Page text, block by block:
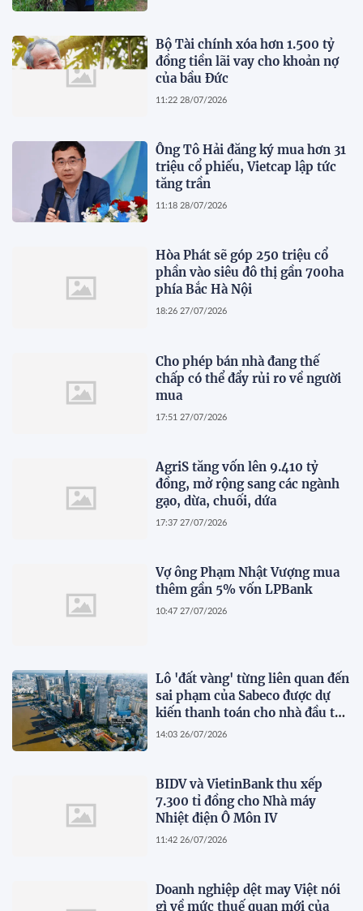
Bộ Tài chính xóa hơn 1.500 tỷ
đồng tiền lãi vay cho khoản nợ
của bầu Đức
11:22 28/07/2026
Ông Tô Hải đăng ký mua hơn 31
triệu cổ phiếu, Vietcap lập tức
tăng trần
11:18 28/07/2026
Hòa Phát sẽ góp 250 triệu cổ
phần vào siêu đô thị gần 700ha
phía Bắc Hà Nội
18:26 27/07/2026
Cho phép bán nhà đang thế
chấp có thể đẩy rủi ro về người
mua
17:51 27/07/2026
AgriS tăng vốn lên 9.410 tỷ
đồng, mở rộng sang các ngành
gạo, dừa, chuối, dứa
17:37 27/07/2026
Vợ ông Phạm Nhật Vượng mua
thêm gần 5% vốn LPBank
10:47 27/07/2026
Lô 'đất vàng' từng liên quan đến
sai phạm của Sabeco được dự
kiến thanh toán cho nhà đầu tư
dự án cầu Cần Giờ
14:03 26/07/2026
BIDV và VietinBank thu xếp
7.300 tỉ đồng cho Nhà máy
Nhiệt điện Ô Môn IV
11:42 26/07/2026
Doanh nghiệp dệt may Việt nói
gì về mức thuế quan mới của